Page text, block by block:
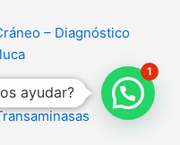
– Diagnóstico
ayudar?
1